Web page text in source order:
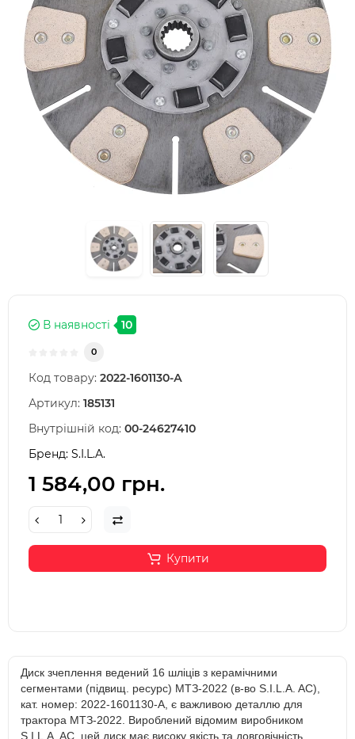
В наявності 10
0
Код товару: 2022-1601130-А
Артикул: 185131
Внутрішній код: 00-24627410
Бренд: S.I.L.A.
1 584,00 грн.
Купити
Диск зчеплення ведений 16 шліців з керамічними
сегментами (підвищ. ресурс) МТЗ-2022 (в-во S.I.L.A. AC),
кат. номер: 2022-1601130-А, є важливою деталлю для
трактора МТЗ-2022. Вироблений відомим виробником
S.I.L.A. AC, цей диск має високу якість та довговічність.